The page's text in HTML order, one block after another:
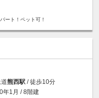
ート！ペット可！
道熊西駅 / 徒歩10分
年1月 / 8階建